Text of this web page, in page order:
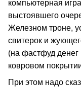
компьютерная
выстоявшего
Железном троне,
свитерок и
(на фастфуд
ковровом
При этом надо